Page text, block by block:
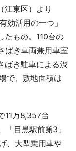
江東区）より
効活用の一つ」
たもの。110台の
ばき車両兼用車室
ばき駐車による渋
で、敷地面積は
11万8,357台
「目黒駅前第3」
、大型乗用車や